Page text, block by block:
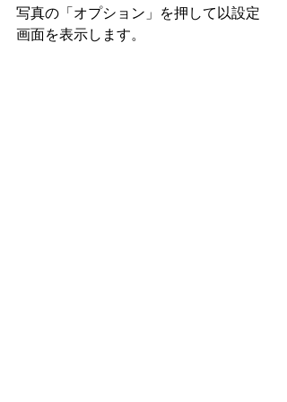
写真の「オプション」を押して以設定
画面を表示します。